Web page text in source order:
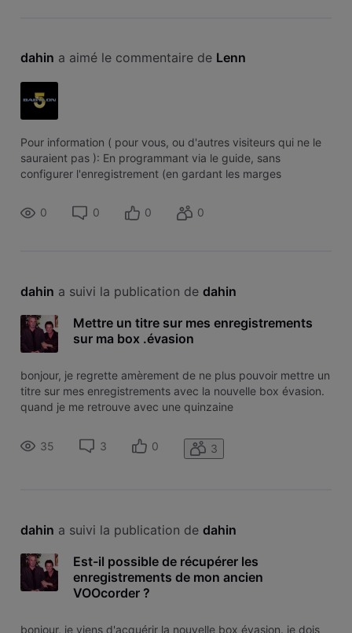
dahin a aimé le commentaire de Lenn
Pour information ( pour vous, ou d'autres visiteurs qui ne le
sauraient pas ): En programmant via le guide, sans
configurer l'enregistrement (en gardant les marges
apparaîtront alors pour l'enre
0 0 0 0
dahin a suivi la publication de dahin
Mettre un titre sur mes enregistrements
sur ma box .évasion
bonjour, je regrette amèrement de ne plus pouvoir mettre un
titre sur mes enregistrements avec la nouvelle box évasion.
quand je me retrouve avec une quinzaine
savoir ce que l'on a enregistré (quelle émission ou quel
film?). le seul tru
35 3 0 3
dahin a suivi la publication de dahin
Est-il possible de récupérer les
enregistrements de mon ancien
VOOcorder ?
bonjour, je viens d'acquérir la nouvelle box évasion. je dois